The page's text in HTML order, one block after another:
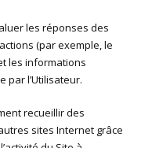
les réponses des
(par exemple, le
les informations
par l’Utilisateur.
recueillir des
sites Internet grâce